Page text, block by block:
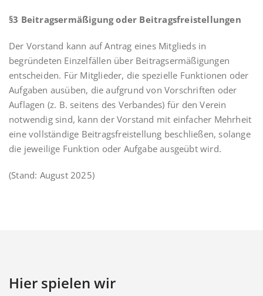
§3 Beitragsermäßigung oder Beitragsfreistellungen
Der Vorstand kann auf Antrag eines Mitglieds in
begründeten Einzelfällen über Beitragsermäßigungen
entscheiden. Für Mitglieder, die spezielle Funktionen oder
Aufgaben ausüben, die aufgrund von Vorschriften oder
Auflagen (z. B. seitens des Verbandes) für den Verein
notwendig sind, kann der Vorstand mit einfacher Mehrheit
eine vollständige Beitragsfreistellung beschließen, solange
die jeweilige Funktion oder Aufgabe ausgeübt wird.
(Stand: August 2025)
Hier spielen wir